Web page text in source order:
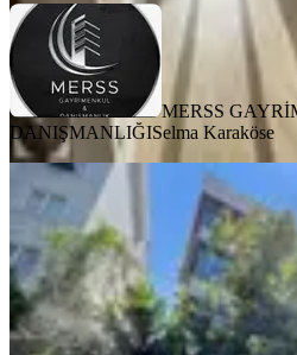
MERSS
DANIŞMANLIĞISelma Karaköse
YENİ
Birken
Caddesinde
İstanbul, Maltepe
1+1·60 m²·